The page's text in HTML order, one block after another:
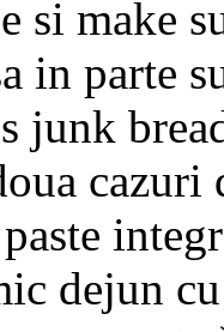
si make
in parte
junk
dejun